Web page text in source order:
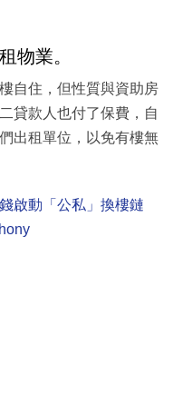
物業。
自住，但性質與資助房
貸款人也付了保費，自
出租單位，以免有樓無
啟動「公私」換樓鏈